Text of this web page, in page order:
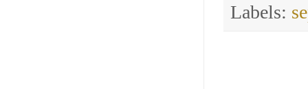
Labels: